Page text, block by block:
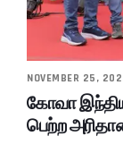
NOVEMBER 25,
கோவா
பெற்ற